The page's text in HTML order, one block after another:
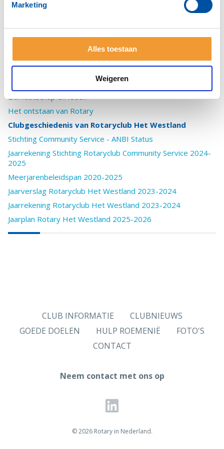
Marketing
Alles toestaan
Weigeren
De 21e eeuw heeft binnen Rotary gezorgd voor vele
veranderingen. Hierdoor kan de dynamiek van de club
worden behouden en de betekenis voor de
samenleving nog meer inhoud krijgen.
Lidmaatschap en leden
Het ontstaan van Rotary
Clubgeschiedenis van Rotaryclub Het Westland
Stichting Community Service - ANBI Status
Jaarrekening Stichting Rotaryclub Community Service 2024-
2025
Meerjarenbeleidspan 2020-2025
Jaarverslag Rotaryclub Het Westland 2023-2024
Jaarrekening Rotaryclub Het Westland 2023-2024
Jaarplan Rotary Het Westland 2025-2026
CLUB INFORMATIE
CLUBNIEUWS
GOEDE DOELEN
HULP ROEMENIË
FOTO'S
CONTACT
Neem contact met ons op
© 2026 Rotary in Nederland.